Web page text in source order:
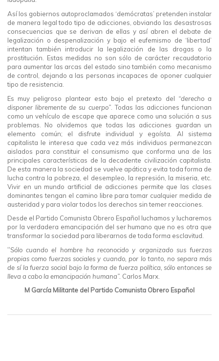
Así los gobiernos autoproclamados ‘demócratas’ pretenden instalar
de manera legal todo tipo de adicciones, obviando las desastrosas
consecuencias que se derivan de ellas y así abren el debate de
legalización o despenalización y bajo el eufemismo de ‘libertad’
intentan también introducir la legalización de las drogas o la
prostitución. Estas medidas no son sólo de carácter recaudatorio
para aumentar las arcas del estado sino también como mecanismo
de control, dejando a las personas incapaces de oponer cualquier
tipo de resistencia.
Es muy peligroso plantear esto bajo el pretexto del “derecho a
disponer libremente de su cuerpo”. Todas las adicciones funcionan
como un vehículo de escape que aparece como una solución a sus
problemas. No olvidemos que todas las adicciones guardan un
elemento común; el disfrute individual y egoísta. Al sistema
capitalista le interesa que cada vez más individuos permanezcan
aislados para constituir el consumismo que conforma una de las
principales características de la decadente civilización capitalista.
De esta manera la sociedad se vuelve apática y evita toda forma de
lucha contra la pobreza, el desempleo, la represión, la miseria, etc.
Vivir en un mundo artificial de adicciones permite que las clases
dominantes tengan el camino libre para tomar cualquier medida de
austeridad y para violar todos los derechos sin temer reacciones.
Desde el Partido Comunista Obrero Español luchamos y lucharemos
por la verdadera emancipación del ser humano que no es otra que
transformar la sociedad para liberarnos de toda forma esclavitud.
“Sólo cuando el hombre ha reconocido y organizado sus fuerzas
propias como fuerzas sociales y cuando, por lo tanto, no separa más
de sí la fuerza social bajo la forma de fuerza política, sólo entonces se
lleva a cabo la emancipación humana”. Carlos Marx.
M García Militante del Partido Comunista Obrero Español